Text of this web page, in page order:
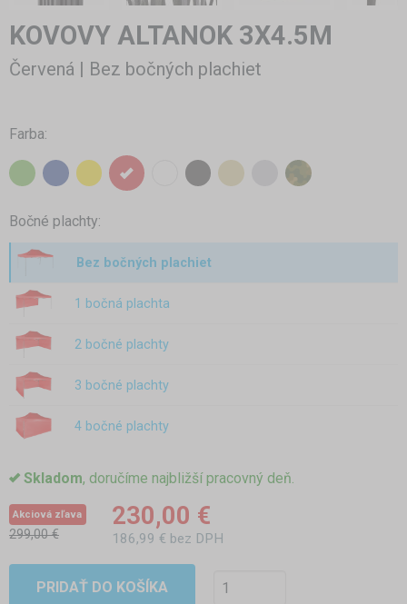
KOVOVY ALTANOK 3X4.5M
Červená | Bez bočných plachiet
Farba:
Bočné plachty:
Bez bočných plachiet
1 bočná plachta
2 bočné plachty
3 bočné plachty
4 bočné plachty
Skladom, doručíme najbližší pracovný deň.
Akciová zľava
299,00 €
230,00 €
186,99 € bez DPH
PRIDAŤ DO KOŠÍKA